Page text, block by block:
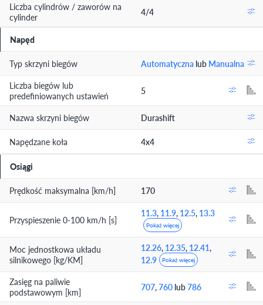
Liczba cylindrów / zaworów na
cylinder
4/4
Napęd
Typ skrzyni biegów Automatyczna lub Manualna
Liczba biegów lub
predefiniowanych ustawień
5
Nazwa skrzyni biegów Durashift
Napędzane koła 4x4
Osiągi
Prędkość maksymalna [km/h] 170
Przyspieszenie 0-100 km/h [s]
11.3, 11.9, 12.5, 13.3
Pokaż więcej
Moc jednostkowa układu
silnikowego [kg/KM]
12.26, 12.35, 12.41,
12.9
Pokaż więcej
Zasięg na paliwie
podstawowym [km]
707,760 lub786